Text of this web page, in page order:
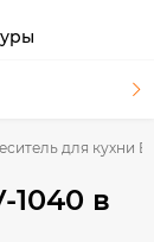
для кухни
1040 в